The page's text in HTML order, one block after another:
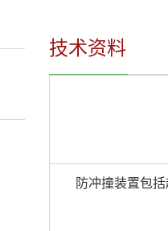
技术资料
防冲撞装置包括